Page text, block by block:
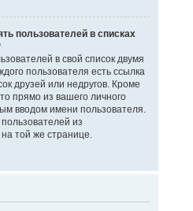
пользователей в списках
в свой список двумя
пользователя есть ссылка
друзей или недругов. Кроме
прямо из вашего личного
вводом имени пользователя.
из
той же странице.